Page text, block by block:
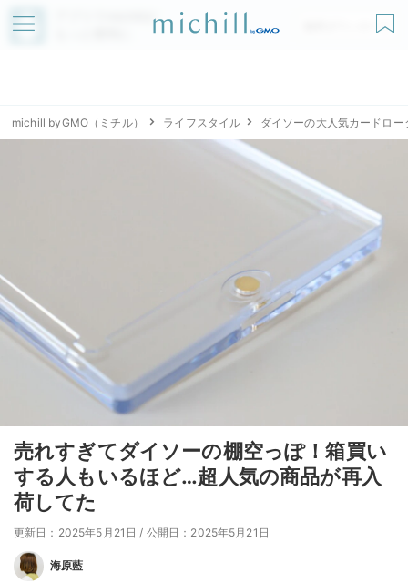
アプリでmichillが
無料ダウンロード
michill byGMO（ミチル） ライフスタイル ダイソーの大人気カードロー
売れすぎてダイソーの棚空っぽ！箱買い
する人もいるほど…超人気の商品が再入
荷してた
更新日：2025年5月21日 / 公開日：2025年5月21日
海原藍